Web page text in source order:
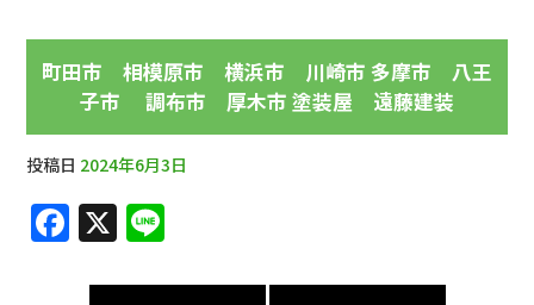
町田市 相模原市 横浜市 川崎市 多摩市 八王
子市 調布市 厚木市 塗装屋 遠藤建装
投稿日 2024年6月3日
F
a
X